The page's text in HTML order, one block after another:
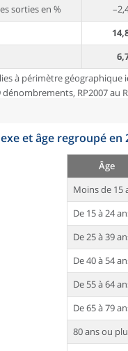
sorties en %
à périmètre
dénombrements, RP2007
et âge regroupé en
Âge
Moins de 15
De 15 à 24
De 25 à 39
De 40 à 54
De 55 à 64
De 65 à 79
80 ans ou